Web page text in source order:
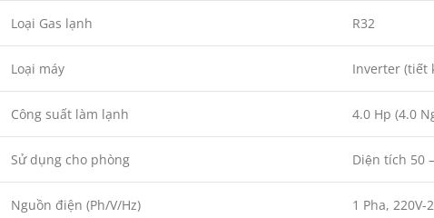
Loại Gas lạnh R32
Loại máy Inverter (tiết
Công suất làm lạnh 4.0 Hp (4.0
Sử dụng cho phòng Diện tích 50
Nguồn điện (Ph/V/Hz) 1 Pha, 220V-